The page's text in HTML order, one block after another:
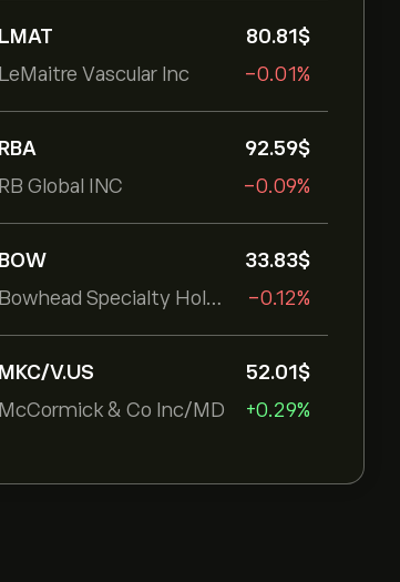
LMAT
LeMaitre Vascular Inc
80.81‎$‎
-0.01%
RBA
RB Global INC
92.59‎$‎
-0.09%
BOW
Bowhead Specialty Holdings Inc
33.83‎$‎
-0.12%
MKC/V.US
McCormick & Co Inc/MD
52.01‎$‎
+0.29%